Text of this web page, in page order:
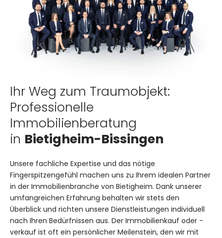
Ihr Weg zum Traumobjekt:
Professionelle
Immobilienberatung
in Bietigheim-Bissingen
Unsere fachliche Expertise und das nötige
Fingerspitzengefühl machen uns zu Ihrem idealen Partner
in der Immobilienbranche von Bietigheim. Dank unserer
umfangreichen Erfahrung behalten wir stets den
Überblick und richten unsere Dienstleistungen individuell
nach Ihren Bedürfnissen aus. Der Immobilienkauf oder -
verkauf ist oft ein persönlicher Meilenstein, den wir mit